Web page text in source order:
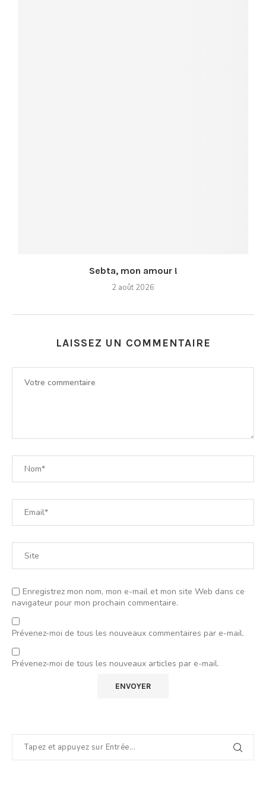
Sebta, mon amour !
2 août 2026
LAISSEZ UN COMMENTAIRE
Enregistrez mon nom, mon e-mail et mon site Web dans ce
navigateur pour mon prochain commentaire.
Prévenez-moi de tous les nouveaux commentaires par e-mail.
Prévenez-moi de tous les nouveaux articles par e-mail.